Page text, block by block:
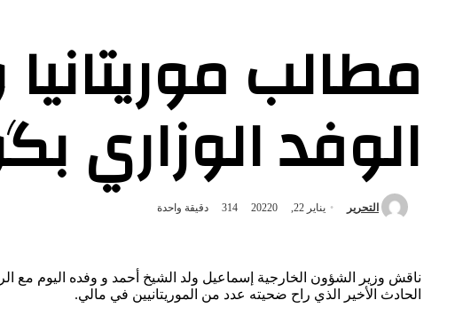
مطالب
الوفد الوزاري
التحرير يناير 22, 2022 0 دقيقة واحدة
ناقش وزير الشؤون الخارجية إسماعيل ولد الشيخ أحمد و وفده اليوم مع
الحادث الأخير الذي راح ضحيته عدد من الموريتانيين في مالي.